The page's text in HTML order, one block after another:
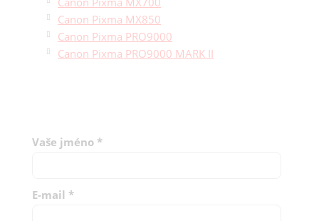
Canon Pixma MX850
Canon Pixma PRO9000
Canon Pixma PRO9000 MARK II
Vaše jméno *
E-mail *